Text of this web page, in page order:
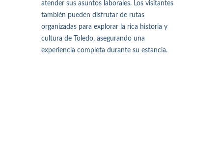
atender sus asuntos laborales. Los visitantes
también pueden disfrutar de rutas
organizadas para explorar la rica historia y
cultura de Toledo, asegurando una
experiencia completa durante su estancia.